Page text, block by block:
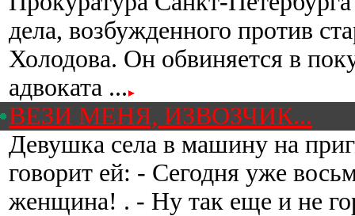
дела, возбужденного против
Холодова. Он обвиняется в
адвоката ...
ВЕЗИ МЕНЯ, ИЗВОЗЧИК...
Девушка села в машину на
говорит ей: - Сегодня уже
женщина! . - Ну так еще и не